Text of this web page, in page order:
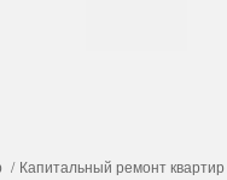
Капитальный ремонт